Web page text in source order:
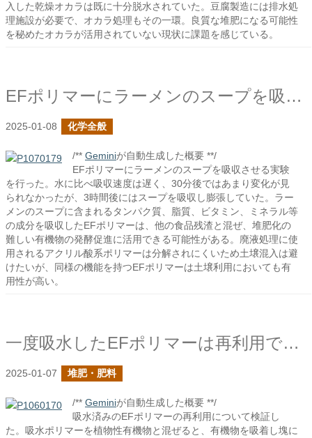
入した乾燥オカラは既に十分脱水されていた。豆腐製造には排水処
理施設が必要で、オカラ処理もその一環。良質な堆肥になる可能性
を秘めたオカラが活用されていない現状に課題を感じている。
EFポリマーにラーメンのスープを吸わせてみた
2025-01-08 化学全般
/** Geminiが自動生成した概要 **/
EFポリマーにラーメンのスープを吸収させる実験
を行った。水に比べ吸収速度は遅く、30分後ではあまり変化が見
られなかったが、3時間後にはスープを吸収し膨張していた。ラー
メンのスープに含まれるタンパク質、脂質、ビタミン、ミネラル等
の成分を吸収したEFポリマーは、他の食品残渣と混ぜ、堆肥化の
難しい有機物の発酵促進に活用できる可能性がある。廃液処理に使
用されるアクリル酸系ポリマーは分解されにくいため土壌混入は避
けたいが、同様の機能を持つEFポリマーは土壌利用においても有
用性が高い。
一度吸水したEFポリマーは再利用できるのか？
2025-01-07 堆肥・肥料
/** Geminiが自動生成した概要 **/
吸水済みのEFポリマーの再利用について検証し
た。吸水ポリマーを植物性有機物と混ぜると、有機物を吸着し塊に